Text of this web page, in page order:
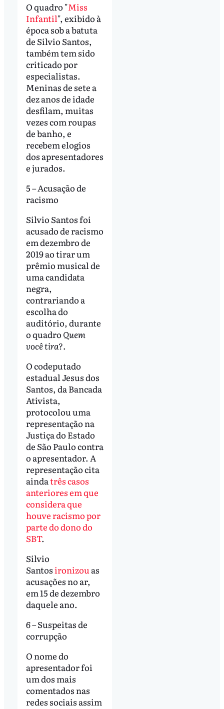
O quadro "Miss
Infantil", exibido à
época sob a batuta
de Silvio Santos,
também tem sido
criticado por
especialistas.
Meninas de sete a
dez anos de idade
desfilam, muitas
vezes com roupas
de banho, e
recebem elogios
dos apresentadores
e jurados.
5 – Acusação de
racismo
Silvio Santos foi
acusado de racismo
em dezembro de
2019 ao tirar um
prêmio musical de
uma candidata
negra,
contrariando a
escolha do
auditório, durante
o quadro Quem
você tira?.
O codeputado
estadual Jesus dos
Santos, da Bancada
Ativista,
protocolou uma
representação na
Justiça do Estado
de São Paulo contra
o apresentador. A
representação cita
aindatrês casos
anteriores em que
considera que
houve racismo por
parte do dono do
SBT.
Silvio
Santos ironizou as
acusações no ar,
em 15 de dezembro
daquele ano.
6 – Suspeitas de
corrupção
O nome do
apresentador foi
um dos mais
comentados nas
redes sociais assim